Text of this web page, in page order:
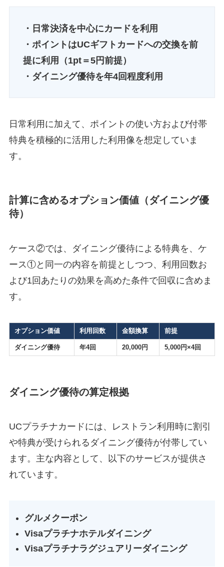
・日常決済を中心にカードを利用
・ポイントはUCギフトカードへの交換を前
提に利用（1pt＝5円前提）
・ダイニング優待を年4回程度利用
日常利用に加えて、ポイントの使い方および付帯
特典を積極的に活用した利用像を想定していま
す。
計算に含めるオプション価値（ダイニング優
待）
ケース②では、ダイニング優待による特典を、ケ
ース①と同一の内容を前提としつつ、利用回数お
よび1回あたりの効果を高めた条件で回収に含めま
す。
オプション価値 利用回数 金額換算 前提
ダイニング優待 年4回 20,000円 5,000円×4回
ダイニング優待の算定根拠
UCプラチナカードには、レストラン利用時に割引
や特典が受けられるダイニング優待が付帯してい
ます。主な内容として、以下のサービスが提供さ
れています。
グルメクーポン
Visaプラチナホテルダイニング
Visaプラチナラグジュアリーダイニング